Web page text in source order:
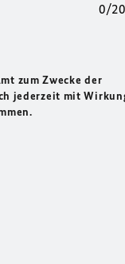
0/
zum Zwecke der
jederzeit mit